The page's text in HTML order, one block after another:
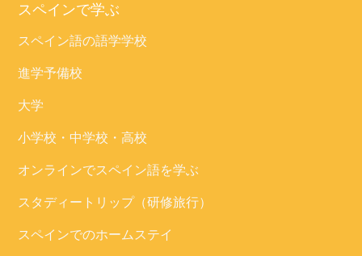
スペインで学ぶ
スペイン語の語学学校
進学予備校
大学
小学校・中学校・高校
オンラインでスペイン語を学ぶ
スタディートリップ（研修旅行）
スペインでのホームステイ